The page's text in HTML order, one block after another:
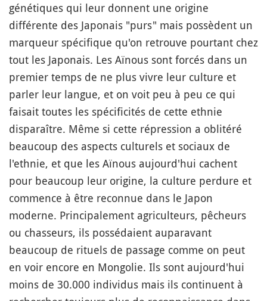
génétiques qui leur donnent une origine
différente des Japonais "purs" mais possèdent un
marqueur spécifique qu'on retrouve pourtant chez
tout les Japonais. Les Aïnous sont forcés dans un
premier temps de ne plus vivre leur culture et
parler leur langue, et on voit peu à peu ce qui
faisait toutes les spécificités de cette ethnie
disparaître. Même si cette répression a oblitéré
beaucoup des aspects culturels et sociaux de
l'ethnie, et que les Aïnous aujourd'hui cachent
pour beaucoup leur origine, la culture perdure et
commence à être reconnue dans le Japon
moderne. Principalement agriculteurs, pêcheurs
ou chasseurs, ils possédaient auparavant
beaucoup de rituels de passage comme on peut
en voir encore en Mongolie. Ils sont aujourd'hui
moins de 30.000 individus mais ils continuent à